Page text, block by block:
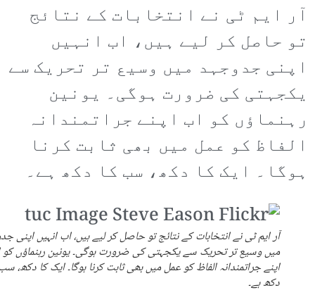
آر ایم ٹی نے انتخابات کے نتائج
تو حاصل کر لیے ہیں، اب انہیں
اپنی جدوجہد میں وسیع تر تحریک سے
یکجہتی کی ضرورت ہوگی۔ یونین
رہنماؤں کو اب اپنے جراتمندانہ
الفاظ کو عمل میں بھی ثابت کرنا
ہوگا۔ ایک کا دکھ، سب کا دکھ ہے۔
آر ایم ٹی نے انتخابات کے نتائج تو حاصل کر لیے ہیں، اب انہیں اپنی
میں وسیع تر تحریک سے یکجہتی کی ضرورت ہوگی۔ یونین رہنماؤں
اپنے جراتمندانہ الفاظ کو عمل میں بھی ثابت کرنا ہوگا۔ ایک کا دکھ،
دکھ ہے۔